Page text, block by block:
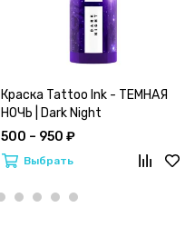
Краска Tattoo Ink - ТЕМНАЯ
НОЧЬ | Dark Night
500 – 950 ₽
Выбрать